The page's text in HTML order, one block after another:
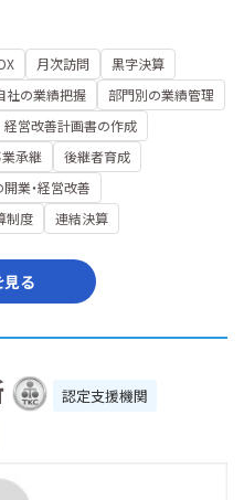
月次訪問
黒字決算
社の業績把握
部門別の業績管理
経営改善計画書の作成
業承継
後継者育成
業・経営改善
制度 連結決算
見る
認定支援機関